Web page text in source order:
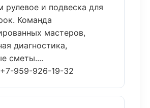
рулевое и подвеска для
Команда
мастеров,
диагностика,
сметы....
+7-959-926-19-32